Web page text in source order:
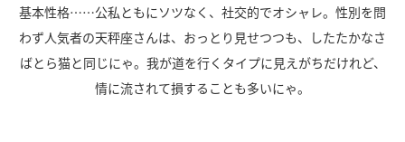
基本性格……公私ともにソツなく、社交的でオシャレ。性別を問
わず人気者の天秤座さんは、おっとり見せつつも、したたかなさ
ばとら猫と同じにゃ。我が道を行くタイプに見えがちだけれど、
情に流されて損することも多いにゃ。